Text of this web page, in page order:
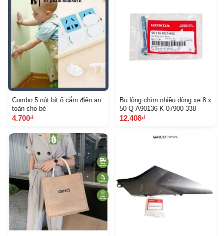
Combo 5 nút bịt ổ cắm điện an
toàn cho bé
4.700₫
Bu lông chìm nhiều dòng xe 8 x
50 Q A90136 K 07900 338
12.408₫